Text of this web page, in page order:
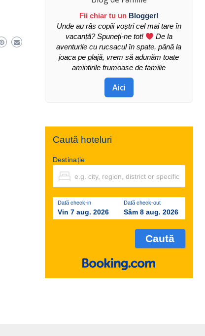
Fii chiar tu un Blogger!
Unde au râs copiii voștri cel mai tare în
vacanță? Spuneți-ne tot!
De la
aventurile cu rucsacul în spate, până la
joaca pe plajă, vrem să adunăm toate
amintirile frumoase de familie
Aici
Caută hoteluri
Destinație
Dată check-in
Vin 7 aug. 2026
Dată check-out
Sâm 8 aug. 2026